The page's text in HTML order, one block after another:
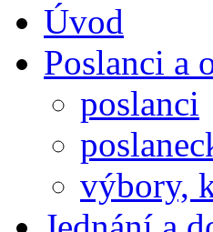
Úvod
Poslanci a
poslanci
výbory,